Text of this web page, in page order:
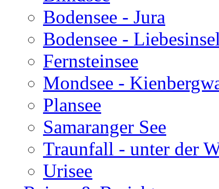
Bodensee - Jura
Bodensee -
Fernsteinsee
Mondsee -
Plansee
Samaranger See
Traunfall - unter der
Urisee